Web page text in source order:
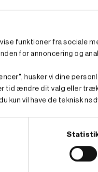
funktioner fra sociale
for annoncering og
husker vi dine
tid ændre dit valg eller
kun vil have de teknisk